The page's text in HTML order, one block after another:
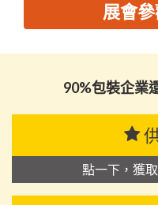
展會
90%包裝企業
點一下，獲